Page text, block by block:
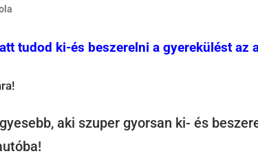
tudod ki-és beszerelni a gyerekülést az
aki szuper gyorsan ki- és